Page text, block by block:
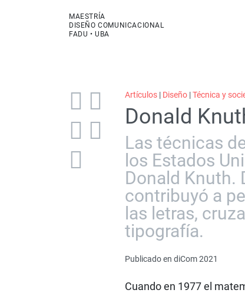
MAESTRÍA
DISEÑO COMUNICACIONAL
FADU • UBA
Artículos| Diseño|Técnica y
Donald
Las técnicas
los Estados
Donald Knuth.
contribuyó a
las letras,
tipografía.
Publicado en diCom 2021
Cuando en 1977 el